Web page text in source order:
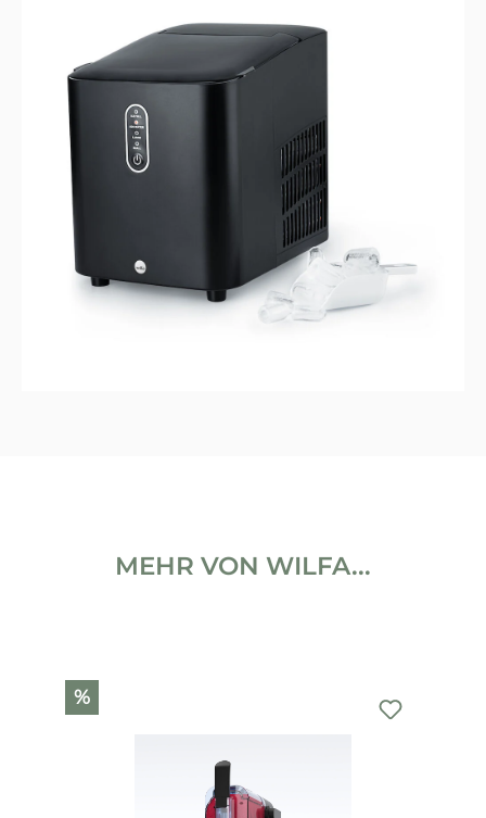
MEHR VON WILFA...
Produktgalerie überspringen
%